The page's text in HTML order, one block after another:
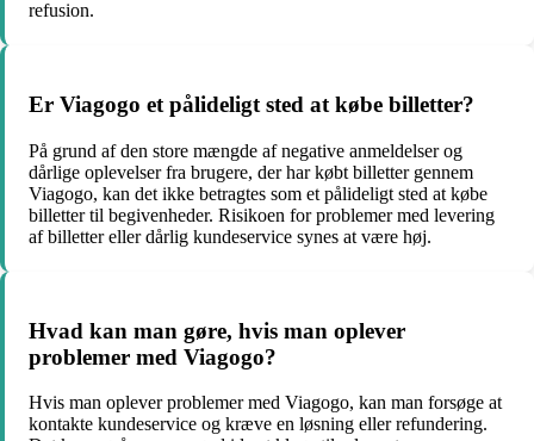
refusion.
Er Viagogo et pålideligt sted at købe billetter?
På grund af den store mængde af negative anmeldelser og
dårlige oplevelser fra brugere, der har købt billetter gennem
Viagogo, kan det ikke betragtes som et pålideligt sted at købe
billetter til begivenheder. Risikoen for problemer med levering
af billetter eller dårlig kundeservice synes at være høj.
Hvad kan man gøre, hvis man oplever
problemer med Viagogo?
Hvis man oplever problemer med Viagogo, kan man forsøge at
kontakte kundeservice og kræve en løsning eller refundering.